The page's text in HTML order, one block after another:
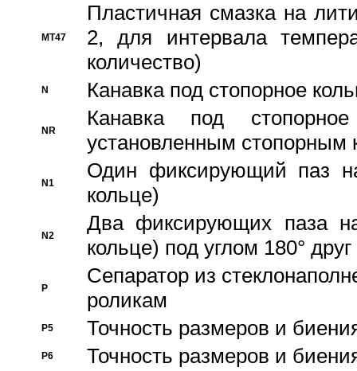
MT47
Пластичная смазка на
2, для интервала
количество)
N Канавка под стопорное
NR
Канавка под
установленным стопорным
N1
Один фиксирующий паз
кольце)
N2
Два фиксирующих паза
кольце) под углом 180° друг
P
Cепаратор из
роликам
P5 Точность размеров и
P6 Точность размеров и